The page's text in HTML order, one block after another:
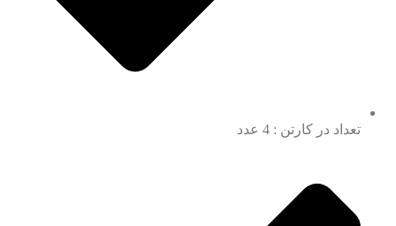
تعداد در کارتن : 4 عدد